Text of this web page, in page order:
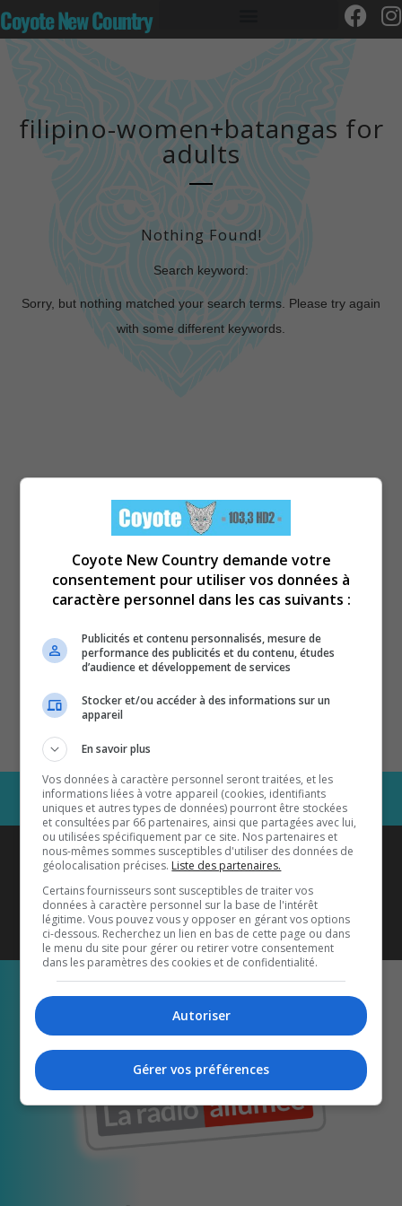
Coyote New Country
filipino-women+batangas for
adults
Nothing Found!
Search keyword:
Sorry, but nothing matched your search terms. Please try again
with some different keywords.
Coyote New Countryest diffusé
également sur1033 HD2
Écoutez-nous aussi sur…
Coyote New Country demande votre
consentement pour utiliser vos données à
caractère personnel dans les cas suivants :
Publicités et contenu personnalisés, mesure de
performance des publicités et du contenu, études
d’audience et développement de services
Stocker et/ou accéder à des informations sur un
appareil
En savoir plus
Vos données à caractère personnel seront traitées, et les
informations liées à votre appareil (cookies, identifiants
uniques et autres types de données) pourront être stockées
et consultées par 66 partenaires, ainsi que partagées avec lui,
ou utilisées spécifiquement par ce site. Nos partenaires et
nous-mêmes sommes susceptibles d'utiliser des données de
géolocalisation précises. Liste des partenaires.
Certains fournisseurs sont susceptibles de traiter vos
données à caractère personnel sur la base de l'intérêt
légitime. Vous pouvez vous y opposer en gérant vos options
ci-dessous. Recherchez un lien en bas de cette page ou dans
le menu du site pour gérer ou retirer votre consentement
dans les paramètres des cookies et de confidentialité.
Autoriser
Gérer vos préférences